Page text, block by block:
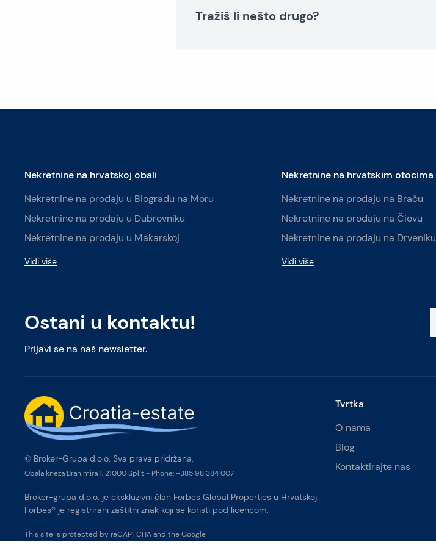
Tražiš li nešto drugo?
Ostani u kontaktu!
Prijavi se na naš newsletter.
Nekretnine na hrvatskoj obali
Nekretnine na prodaju u Biogradu na Moru
Nekretnine na prodaju u Dubrovniku
Nekretnine na prodaju u Makarskoj
Vidi više
Nekretnine na hrvatskim otocima
Nekretnine na prodaju na Braču
Nekretnine na prodaju na Čiovu
Nekretnine na prodaju na Drveniku
Vidi više
Tvrtka
O nama
Blog
Kontaktirajte nas
© Broker-Grupa d.o.o. Sva prava pridržana.
Obala kneza Branimira 1, 21000 Split - Phone: +385 98 384 007
Broker-grupa d.o.o. je ekskluzivni član Forbes Global Properties u Hrvatskoj.
Forbes® je registrirani zaštitni znak koji se koristi pod licencom.
This site is protected by reCAPTCHA and the Google